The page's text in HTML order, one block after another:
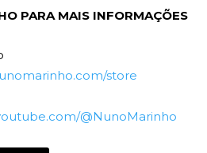
PARA MAIS INFORMAÇÕES
store
@NunoMarinho